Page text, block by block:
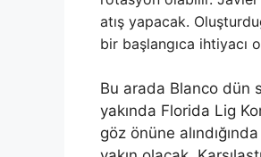
atış yapacak.
bir başlangıca ihtiyacı
Bu arada Blanco dün
yakında Florida Lig
göz önüne